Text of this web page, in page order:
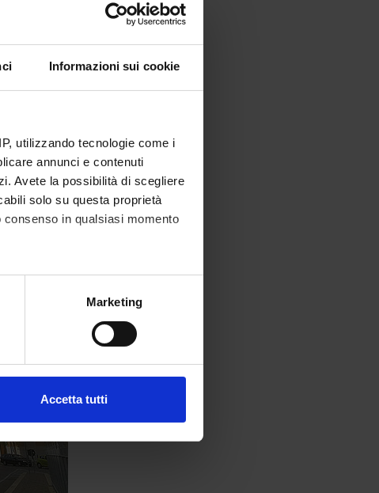
Informazioni sui cookie
utilizzando tecnologie come i
annunci e contenuti
Avete la possibilità di scegliere
solo su questa proprietà
in qualsiasi momento
qualche metro,
che ha fornito loro o
Marketing
Accetta tutti